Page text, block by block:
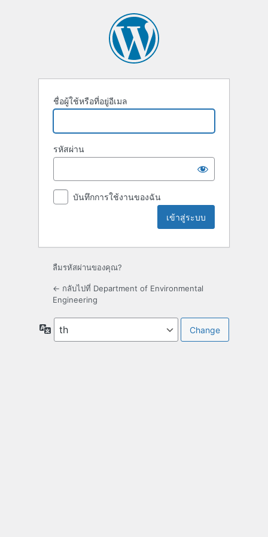
ชื่อผู้ใช้หรือที่อยู่อีเมล
รหัสผ่าน
บันทึกการใช้งานของฉัน
ลืมรหัสผ่านของคุณ?
← กลับไปที่ Department of Environmental
Engineering
ภาษา